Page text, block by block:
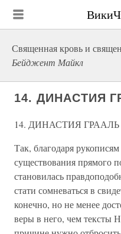
Священная кровь и
Бейджент Майкл
14. ДИНАСТИЯ
14. ДИНАСТИЯ ГРААЛЬ
Так, благодаря
существования прямого
становилась
стати сомневаться в
конечно, но не менее
веры в него, чем тексты